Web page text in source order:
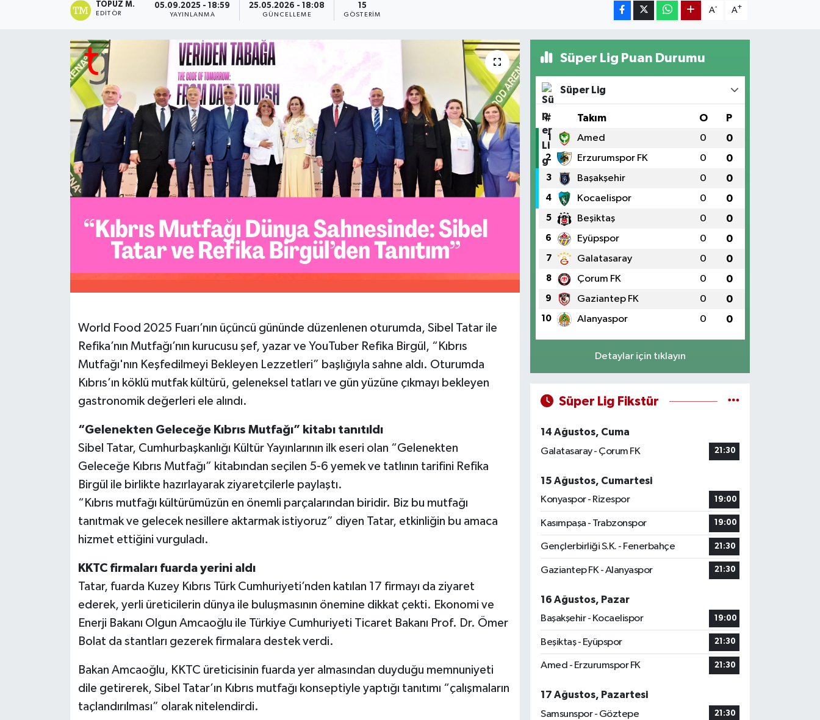
TOPUZ M.
EDITÖR
05.09.2025 - 18:59
YAYINLANMA
25.05.2026 - 18:08
GÜNCELLEME
15
GÖSTERIM
A- A+
World Food 2025 Fuarı’nın üçüncü gününde düzenlenen oturumda, Sibel Tatar ile
Refika’nın Mutfağı’nın kurucusu şef, yazar ve YouTuber Refika Birgül, “Kıbrıs
Mutfağı'nın Keşfedilmeyi Bekleyen Lezzetleri” başlığıyla sahne aldı. Oturumda
Kıbrıs’ın köklü mutfak kültürü, geleneksel tatları ve gün yüzüne çıkmayı bekleyen
gastronomik değerleri ele alındı.
“Gelenekten Geleceğe Kıbrıs Mutfağı” kitabı tanıtıldı
Sibel Tatar, Cumhurbaşkanlığı Kültür Yayınlarının ilk eseri olan “Gelenekten
Geleceğe Kıbrıs Mutfağı” kitabından seçilen 5-6 yemek ve tatlının tarifini Refika
Birgül ile birlikte hazırlayarak ziyaretçilerle paylaştı.
“Kıbrıs mutfağı kültürümüzün en önemli parçalarından biridir. Biz bu mutfağı
tanıtmak ve gelecek nesillere aktarmak istiyoruz” diyen Tatar, etkinliğin bu amaca
hizmet ettiğini vurguladı.
KKTC firmaları fuarda yerini aldı
Tatar, fuarda Kuzey Kıbrıs Türk Cumhuriyeti’nden katılan 17 firmayı da ziyaret
ederek, yerli üreticilerin dünya ile buluşmasının önemine dikkat çekti. Ekonomi ve
Enerji Bakanı Olgun Amcaoğlu ile Türkiye Cumhuriyeti Ticaret Bakanı Prof. Dr. Ömer
Bolat da stantları gezerek firmalara destek verdi.
Bakan Amcaoğlu, KKTC üreticisinin fuarda yer almasından duyduğu memnuniyeti
dile getirerek, Sibel Tatar’ın Kıbrıs mutfağı konseptiyle yaptığı tanıtımı “çalışmaların
taçlandırılması” olarak nitelendirdi.
Süper Lig Puan Durumu
Süper Lig
# Takım O P
1 Amed 0 0
2 Erzurumspor FK 0 0
3 Başakşehir 0 0
4 Kocaelispor 0 0
5 Beşiktaş 0 0
6 Eyüpspor 0 0
7 Galatasaray 0 0
8 Çorum FK 0 0
9 Gaziantep FK 0 0
10 Alanyaspor 0 0
Detaylar için tıklayın
Süper Lig Fikstür
14 Ağustos, Cuma
Galatasaray - Çorum FK
21:30
15 Ağustos, Cumartesi
Konyaspor - Rizespor
19:00
Kasımpaşa - Trabzonspor 19:00
Gençlerbirliği S.K. - Fenerbahçe 21:30
Gaziantep FK - Alanyaspor 21:30
16 Ağustos, Pazar
Başakşehir - Kocaelispor
19:00
Beşiktaş - Eyüpspor 21:30
Amed - Erzurumspor FK 21:30
17 Ağustos, Pazartesi
Samsunspor - Göztepe
21:30